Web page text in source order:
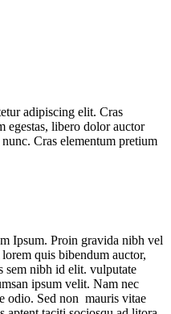
adipiscing elit. Cras
egestas, libero dolor auctor
Cras elementum pretium
Ipsum. Proin gravida nibh vel
quis bibendum auctor,
sem nibh id elit. vulputate
ipsum velit. Nam nec
odio. Sed non mauris vitae